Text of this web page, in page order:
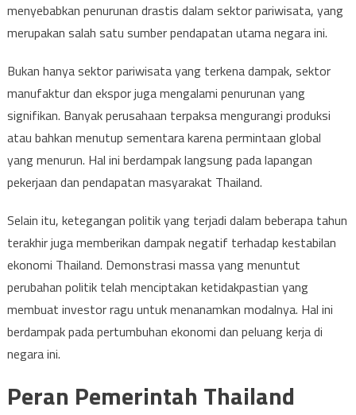
menyebabkan penurunan drastis dalam sektor pariwisata, yang
merupakan salah satu sumber pendapatan utama negara ini.
Bukan hanya sektor pariwisata yang terkena dampak, sektor
manufaktur dan ekspor juga mengalami penurunan yang
signifikan. Banyak perusahaan terpaksa mengurangi produksi
atau bahkan menutup sementara karena permintaan global
yang menurun. Hal ini berdampak langsung pada lapangan
pekerjaan dan pendapatan masyarakat Thailand.
Selain itu, ketegangan politik yang terjadi dalam beberapa tahun
terakhir juga memberikan dampak negatif terhadap kestabilan
ekonomi Thailand. Demonstrasi massa yang menuntut
perubahan politik telah menciptakan ketidakpastian yang
membuat investor ragu untuk menanamkan modalnya. Hal ini
berdampak pada pertumbuhan ekonomi dan peluang kerja di
negara ini.
Peran Pemerintah Thailand